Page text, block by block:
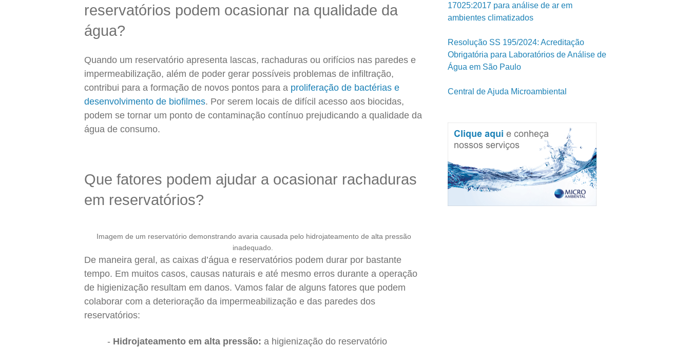
reservatórios podem ocasionar na qualidade da
água?
Quando um reservatório apresenta lascas, rachaduras ou orifícios nas paredes e
impermeabilização, além de poder gerar possíveis problemas de infiltração,
contribui para a formação de novos pontos para a proliferação de bactérias e
desenvolvimento de biofilmes. Por serem locais de difícil acesso aos biocidas,
podem se tornar um ponto de contaminação contínuo prejudicando a qualidade da
água de consumo.
Que fatores podem ajudar a ocasionar rachaduras
em reservatórios?
Imagem de um reservatório demonstrando avaria causada pelo hidrojateamento de alta pressão
inadequado.
De maneira geral, as caixas d’água e reservatórios podem durar por bastante
tempo. Em muitos casos, causas naturais e até mesmo erros durante a operação
de higienização resultam em danos. Vamos falar de alguns fatores que podem
colaborar com a deterioração da impermeabilização e das paredes dos
reservatórios:
Hidrojateamento em alta pressão: a higienização do reservatório
17025:2017 para análise de ar em
ambientes climatizados
Resolução SS 195/2024: Acreditação
Obrigatória para Laboratórios de Análise de
Água em São Paulo
Central de Ajuda Microambiental